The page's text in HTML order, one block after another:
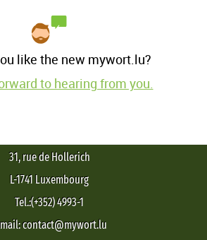
like the new mywort.lu?
to hearing from you.
31, rue de Hollerich
L-1741 Luxembourg
Tel.:(+352) 4993-1
contact@mywort.lu